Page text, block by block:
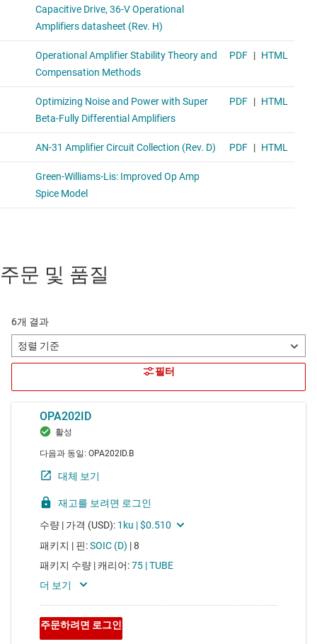
주문 및 품질